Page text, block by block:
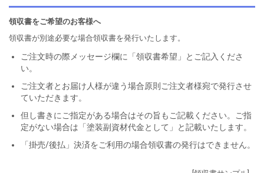
領収書をご希望のお客様へ
領収書が別途必要な場合領収書を発行いたします。
ご注文時の際メッセージ欄に「領収書希望」とご記入くださ
い。
ご注文者とお届け人様が違う場合原則ご注文者様宛で発行させ
ていただきます。
但し書きにご指定がある場合はその旨もご記載ください。ご指
定がない場合は「塗装副資材代金として」と記載いたします。
「掛売/後払」決済をご利用の場合領収書の発行はできません。